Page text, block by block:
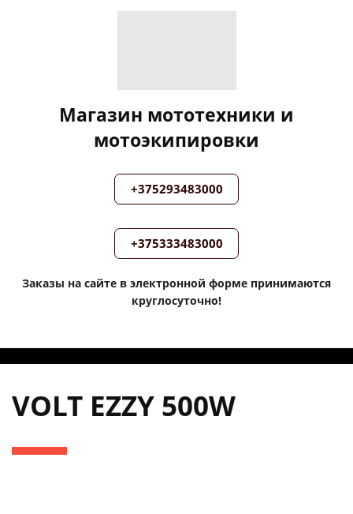
Магазин мототехники и
мотоэкипировки
+375293483000
+375333483000
Заказы на сайте в электронной форме принимаются
круглосуточно!
VOLT EZZY 500W